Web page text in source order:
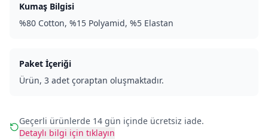
Kumaş Bilgisi
%80 Cotton, %15 Polyamid, %5 Elastan
Paket İçeriği
Ürün, 3 adet çoraptan oluşmaktadır.
Geçerli ürünlerde 14 gün içinde ücretsiz iade.
Detaylı bilgi için tıklayın